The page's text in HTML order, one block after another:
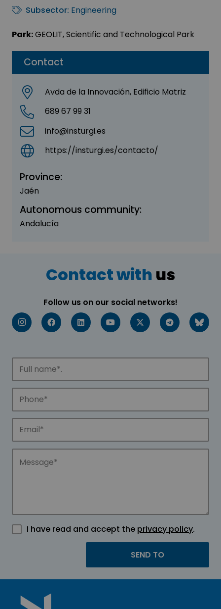
Contact
Avda de la Innovación, Edificio Matriz
689 67 99 31
info@insturgi.es
https://insturgi.es/contacto/
Province:
Jaén
Autonomous community:
Andalucía
Subsector: Engineering
Park:GEOLIT, Scientific and Technological Park
Contact with us
Follow us on our social networks!
I have read and accept the privacy policy.